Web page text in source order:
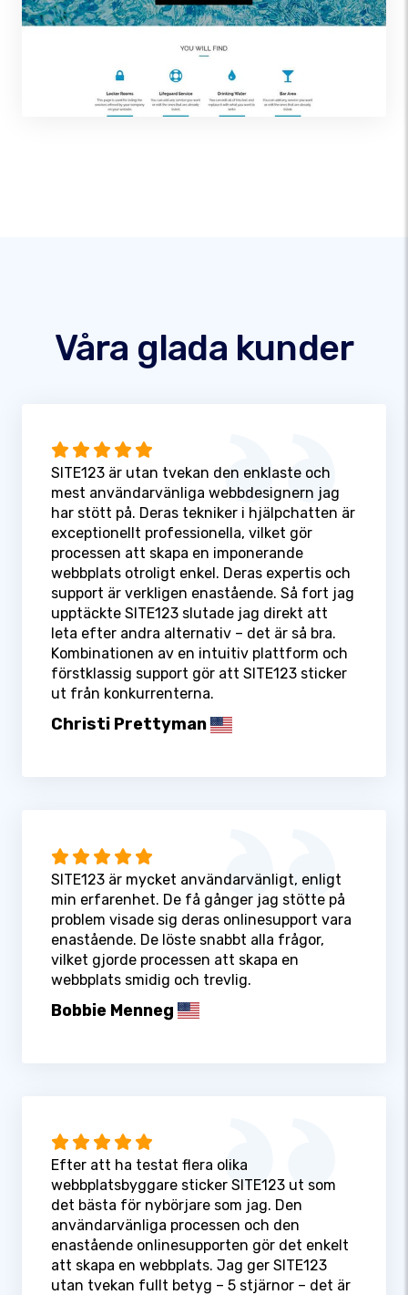
Våra glada kunder
SITE123 är utan tvekan den enklaste och
mest användarvänliga webbdesignern jag
har stött på. Deras tekniker i hjälpchatten är
exceptionellt professionella, vilket gör
processen att skapa en imponerande
webbplats otroligt enkel. Deras expertis och
support är verkligen enastående. Så fort jag
upptäckte SITE123 slutade jag direkt att
leta efter andra alternativ – det är så bra.
Kombinationen av en intuitiv plattform och
förstklassig support gör att SITE123 sticker
ut från konkurrenterna.
Christi Prettyman
SITE123 är mycket användarvänligt, enligt
min erfarenhet. De få gånger jag stötte på
problem visade sig deras onlinesupport vara
enastående. De löste snabbt alla frågor,
vilket gjorde processen att skapa en
webbplats smidig och trevlig.
Bobbie Menneg
Efter att ha testat flera olika
webbplatsbyggare sticker SITE123 ut som
det bästa för nybörjare som jag. Den
användarvänliga processen och den
enastående onlinesupporten gör det enkelt
att skapa en webbplats. Jag ger SITE123
utan tvekan fullt betyg – 5 stjärnor – det är